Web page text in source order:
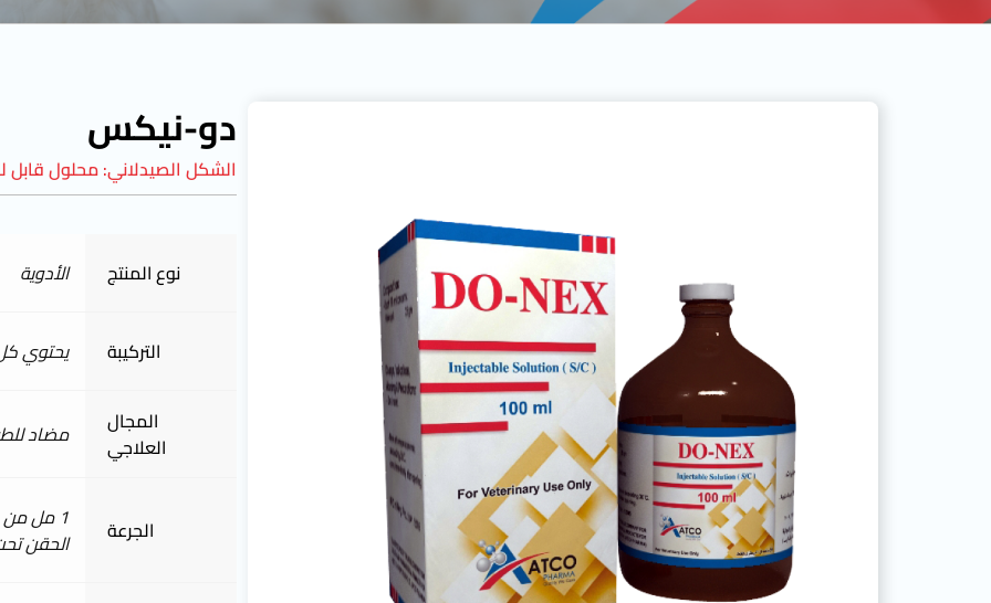
دو-نيكس
الشكل الصيدلاني:محلول قابل
نوع المنتج الأدوية
التركيبة يحتوي كل 100 مل على:
المجال
العلاجي
مضاد
الجرعة
الحقن